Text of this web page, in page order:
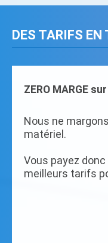
DES TARIFS EN
ZERO MARGE
Nous ne
matériel.
Vous payez
meilleurs tarifs